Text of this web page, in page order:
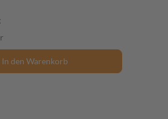
In den Warenkorb